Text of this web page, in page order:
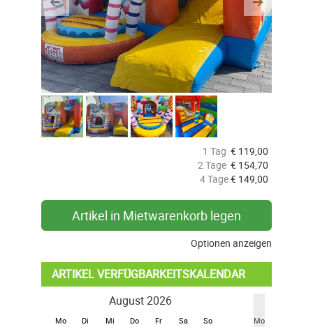
Previous Next
1 Tag € 119,00
2 Tage € 154,70
4 Tage€ 149,00
Artikel in Mietwarenkorb legen
Optionen anzeigen
ARTIKEL VERFÜGBARKEITSKALENDAR
August 2026
Mo Di Mi Do Fr Sa So Mo